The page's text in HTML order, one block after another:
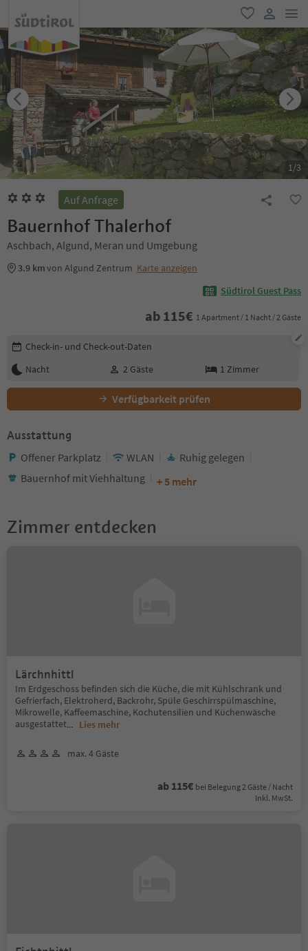
favorit
user link
1/3
Auf Anfrage
Bauernhof Thalerhof
Aschbach, Algund, Meran und Umgebung
3.9 kmvon Algund Zentrum Karte anzeigen
Südtirol Guest Pass
ab 115€ 1 Apartment / 1 Nacht / 2 Gäste
Buchungsdetails bearbeiten
Check-in- und Check-out-Daten
Nacht
2 Gäste 1 Zimmer
Verfügbarkeit prüfen
Ausstattung
Offener Parkplatz WLAN
Ruhig gelegen
Bauernhof mit Viehhaltung
+ 5 mehr
Zimmer entdecken
Lärchnhittl
Im Erdgeschoss befinden sich die Küche, die mit Kühlschrank und
Gefrierfach, Elektroherd, Backrohr, Spüle Geschirrspülmaschine,
Mikrowelle, Kaffeemaschine, Kochutensilien und Küchenwäsche
ausgestattet... Lies mehr
max. 4 Gäste
ab 115€ bei Belegung 2 Gäste / Nacht
Inkl. MwSt.